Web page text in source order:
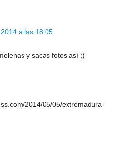
a las 18:05
y sacas fotos así ;)
2014/05/05/extremadura-